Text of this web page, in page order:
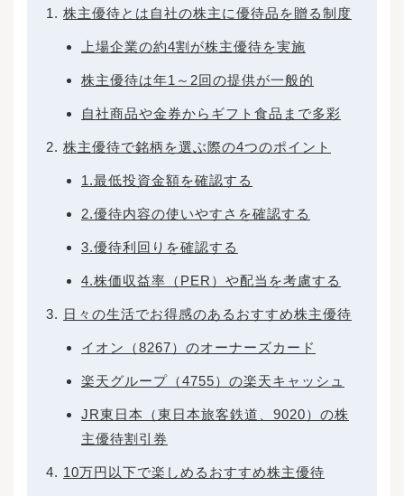
ージに株価チャートを表示しています。株価チ
ャートの見方を覚えると、株価の動きを予想し
やすくなるでしょう。株価チャートは「ローソ
ーソク足はその名の通りローソク状の絵です。
ンジなどの暖色系のこともある）、黒で記載さ
寒色系のこともある）と呼び分けます。陽線に
下線が「始値」、本体の上のヒゲの先端が「高
陰線では高値と安値は同じですが、ローソクの
線が株価チャートに並んでいるときは株価が上
きは下落傾向にあることが読み取れます。気に
ックして、株価の動向をつかんでください。株
法を覚えると、投資の目安を理解しやすくなり
上がり、キャピタルゲインを得られる可能性が
率）とPBR（株価純資産倍率）を計算して判断
してみましょう。それぞれの数値が類似企業の
きます。 長期的に投資をする場合は、配当利回
株主優待とは自社の株主に優待品を贈る制度
上場企業の約4割が株主優待を実施
株主優待は年1～2回の提供が一般的
自社商品や金券からギフト食品まで多彩
株主優待で銘柄を選ぶ際の4つのポイント
1.最低投資金額を確認する
2.優待内容の使いやすさを確認する
3.優待利回りを確認する
4.株価収益率（PER）や配当を考慮する
日々の生活でお得感のあるおすすめ株主優待
イオン（8267）のオーナーズカード
楽天グループ（4755）の楽天キャッシュ
JR東日本（東日本旅客鉄道、9020）の株
主優待割引券
10万円以下で楽しめるおすすめ株主優待